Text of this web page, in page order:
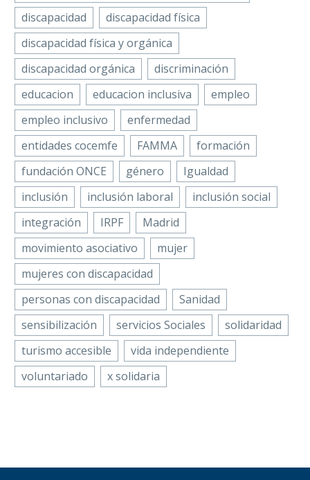
discapacidad
discapacidad física
discapacidad física y orgánica
discapacidad orgánica
discriminación
educacion
educacion inclusiva
empleo
empleo inclusivo
enfermedad
entidades cocemfe
FAMMA
formación
fundación ONCE
género
Igualdad
inclusión
inclusión laboral
inclusión social
integración
IRPF
Madrid
movimiento asociativo
mujer
mujeres con discapacidad
personas con discapacidad
Sanidad
sensibilización
servicios Sociales
solidaridad
turismo accesible
vida independiente
voluntariado
x solidaria